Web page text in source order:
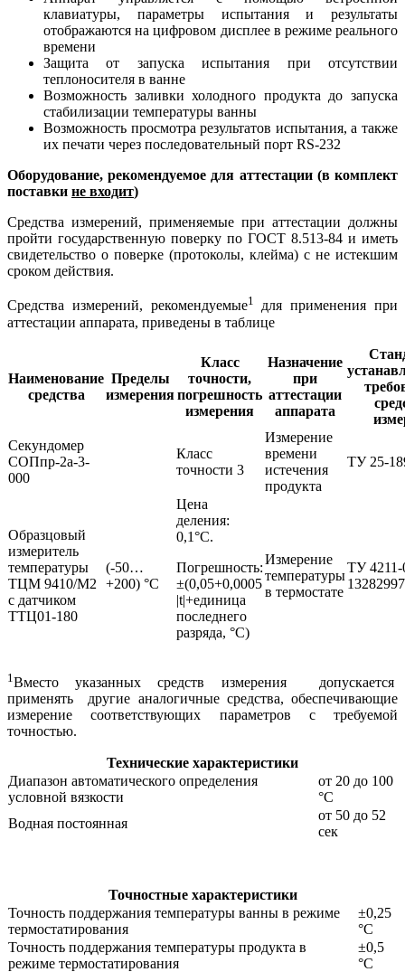
клавиатуры, параметры испытания и результаты
отображаются на цифровом дисплее в режиме реального
времени
Защита от запуска испытания при отсутствии
теплоносителя в ванне
Возможность заливки холодного продукта до запуска
стабилизации температуры ванны
Возможность просмотра результатов испытания, а также
их печати через последовательный порт RS-232
Оборудование, рекомендуемое для аттестации (в комплект
поставки не входит)
Средства измерений, применяемые при аттестации должны
пройти государственную поверку по ГОСТ 8.513-84 и иметь
свидетельство о поверке (протоколы, клейма) с не истекшим
сроком действия.
Средства измерений, рекомендуемые1 для применения при
аттестации аппарата, приведены в таблице
Наименование
средства
Пределы
измерения
Класс
точности,
погрешность
измерения
Назначение
при
аттестации
аппарата
Секундомер
СОПпр-2а-3-
000
Класс
точности 3
Измерение
времени
истечения
продукта
ТУ 25-
Образцовый
измеритель
температуры
ТЦМ 9410/М2
с датчиком
ТТЦ01-180
(-50…
+200) °С
Цена
деления:
0,1°С.
Погрешность:
±(0,05+0,0005
|t|+единица
последнего
разряда, °С)
Измерение
температуры
в термостате
ТУ 4211-
1 Вместо указанных средств измерения допускается
применять другие аналогичные средства, обеспечивающие
измерение соответствующих параметров с требуемой
точностью.
Технические характеристики
Диапазон автоматического определения
условной вязкости
от 20 до 100
°C
Водная постоянная
от 50 до 52
сек
Точностные характеристики
Точность поддержания температуры ванны в режиме
термостатирования
±0,25
°С
Точность поддержания температуры продукта в
режиме термостатирования
±0,5
°С